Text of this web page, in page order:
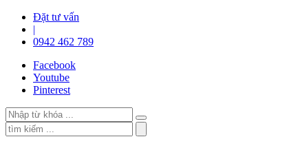
Đặt tư vấn
|
0942 462 789
Facebook
Youtube
Pinterest